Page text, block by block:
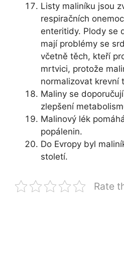
Listy maliníku jsou
respiračních
enteritidy. Plody se
mají problémy se
včetně těch, kteří
mrtvici, protože
normalizovat krevní
Maliny se
zlepšení
Malinový lék
popálenin.
Do Evropy byl
století.
Rate